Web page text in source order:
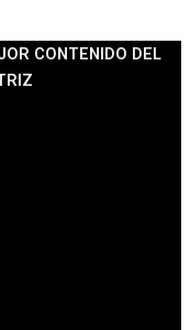
CONTENIDO DEL